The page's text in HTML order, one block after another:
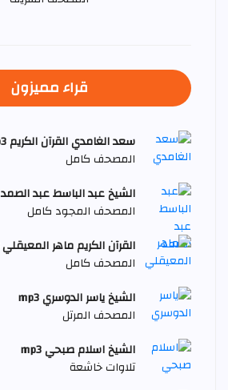
قراء مميزون
سعد الغامدي القرآن الكريم mp3
المصحف كامل
الشيخ عبد الباسط عبد الصمد mp3
المصحف المجود كامل
القرآن الكريم ماهر المعيقلي mp3
المصحف كامل
الشيخ ياسر الدوسري mp3
المصحف المرتل
الشيخ اسلام صبحي mp3
تلاوات خاشعة